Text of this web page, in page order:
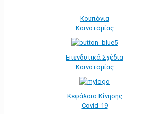
Κουπόνια
Καινοτομίας
Επενδυτικά Σχέδια
Καινοτομίας
Κεφάλαιο Κίνησης
Covid-19